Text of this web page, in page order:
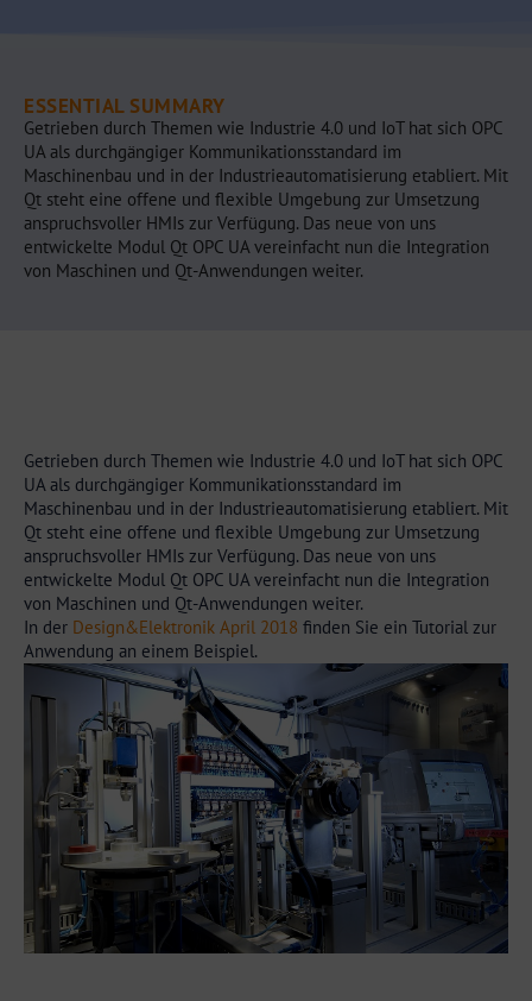
ESSENTIAL SUMMARY
Getrieben durch Themen wie Industrie 4.0 und IoT hat sich OPC
UA als durchgängiger Kommunikationsstandard im
Maschinenbau und in der Industrieautomatisierung etabliert. Mit
Qt steht eine offene und flexible Umgebung zur Umsetzung
anspruchsvoller HMIs zur Verfügung. Das neue von uns
entwickelte Modul Qt OPC UA vereinfacht nun die Integration
von Maschinen und Qt-Anwendungen weiter.
Getrieben durch Themen wie Industrie 4.0 und IoT hat sich OPC
UA als durchgängiger Kommunikationsstandard im
Maschinenbau und in der Industrieautomatisierung etabliert. Mit
Qt steht eine offene und flexible Umgebung zur Umsetzung
anspruchsvoller HMIs zur Verfügung. Das neue von uns
entwickelte Modul Qt OPC UA vereinfacht nun die Integration
von Maschinen und Qt-Anwendungen weiter.
In der Design&Elektronik April 2018 finden Sie ein Tutorial zur
Anwendung an einem Beispiel.